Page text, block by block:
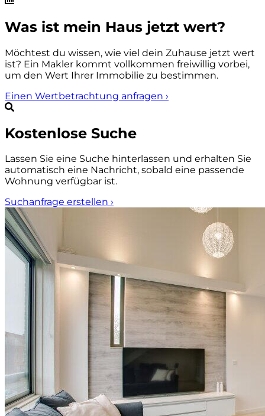
Was ist mein Haus jetzt wert?
Möchtest du wissen, wie viel dein Zuhause jetzt wert
ist? Ein Makler kommt vollkommen freiwillig vorbei,
um den Wert Ihrer Immobilie zu bestimmen.
Einen Wertbetrachtung anfragen ›
Kostenlose Suche
Lassen Sie eine Suche hinterlassen und erhalten Sie
automatisch eine Nachricht, sobald eine passende
Wohnung verfügbar ist.
Suchanfrage erstellen ›